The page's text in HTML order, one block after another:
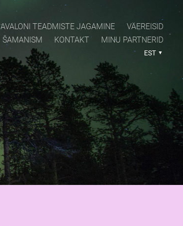
AVALONI TEADMISTE JAGAMINE
VÄEREISID
ŠAMANISM KONTAKT MINU PARTNERID
EST